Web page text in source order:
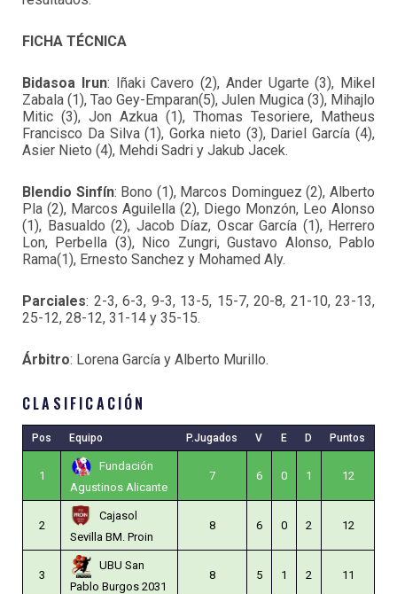
FICHA TÉCNICA
Bidasoa Irun: Iñaki Cavero (2), Ander Ugarte (3), Mikel
Zabala (1), Tao Gey-Emparan(5), Julen Mugica (3), Mihajlo
Mitic (3), Jon Azkua (1), Thomas Tesoriere, Matheus
Francisco Da Silva (1), Gorka nieto (3), Dariel García (4),
Asier Nieto (4), Mehdi Sadri y Jakub Jacek.
Blendio Sinfín: Bono (1), Marcos Dominguez (2), Alberto
Pla (2), Marcos Aguilella (2), Diego Monzón, Leo Alonso
(1), Basualdo (2), Jacob Díaz, Oscar García (1), Herrero
Lon, Perbella (3), Nico Zungri, Gustavo Alonso, Pablo
Rama(1), Ernesto Sanchez y Mohamed Aly.
Parciales: 2-3, 6-3, 9-3, 13-5, 15-7, 20-8, 21-10, 23-13,
25-12, 28-12, 31-14 y 35-15.
Árbitro: Lorena García y Alberto Murillo.
CLASIFICACIÓN
Pos Equipo P.Jugados V E D Puntos
1
Fundación
Agustinos Alicante
7 6 0 1 12
2
Cajasol
Sevilla BM. Proin
8 6 0 2 12
3
UBU San
Pablo Burgos 2031
8 5 1 2 11